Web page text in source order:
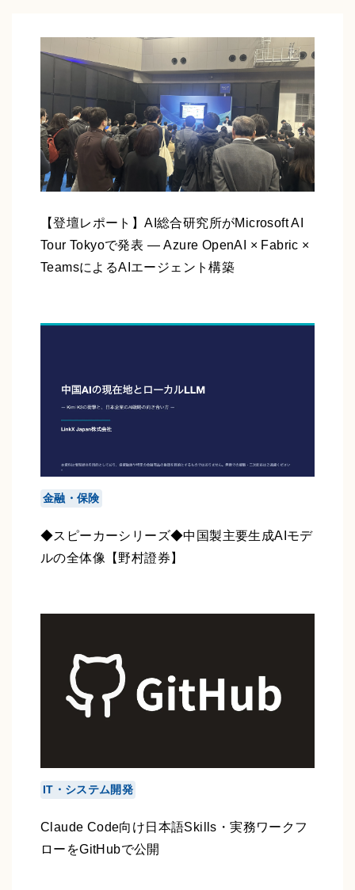
【登壇レポート】AI総合研究所がMicrosoft AI
Tour Tokyoで発表 ― Azure OpenAI × Fabric ×
TeamsによるAIエージェント構築
金融・保険
◆スピーカーシリーズ◆中国製主要生成AIモデ
ルの全体像【野村證券】
IT・システム開発
Claude Code向け日本語Skills・実務ワークフ
ローをGitHubで公開